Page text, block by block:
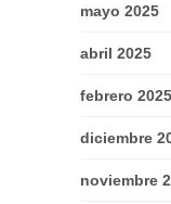
mayo 2025
abril 2025
febrero 2025
diciembre
noviembre